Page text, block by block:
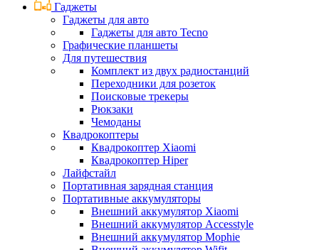
Гаджеты
Гаджеты для авто
Гаджеты для авто Tecno
Графические планшеты
Для путешествия
Комплект из двух радиостанций
Переходники для розеток
Поисковые трекеры
Рюкзаки
Чемоданы
Квадрокоптеры
Квадрокоптер Xiaomi
Квадрокоптер Hiper
Лайфстайл
Портативная зарядная станция
Портативные аккумуляторы
Внешний аккумулятор Xiaomi
Внешний аккумулятор Accesstyle
Внешний аккумулятор Mophie